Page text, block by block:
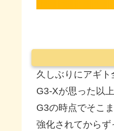
久しぶりにアギ
G3-Xが思った以
G3の時点でそこ
強化されてからず